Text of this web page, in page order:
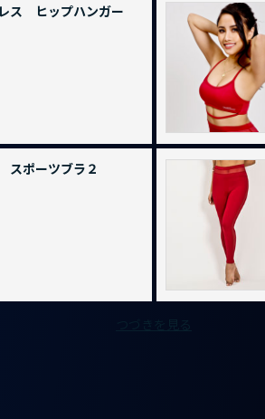
ス ヒップハンガー
ポーツブラ２